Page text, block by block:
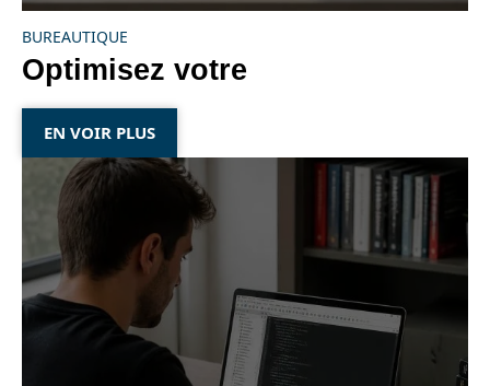
BUREAUTIQUE
Optimisez votre
EN VOIR PLUS